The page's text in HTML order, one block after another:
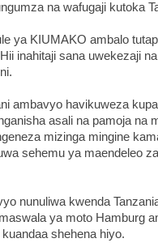
na wafugaji kutoka
ya KIUMAKO ambalo
inahitaji sana uwekezaji
ambavyo havikuweza
asali na pamoja na
mizinga mingine
sehemu ya maendeleo
nunuliwa kwenda
ya moto Hamburg
shehena hiyo.